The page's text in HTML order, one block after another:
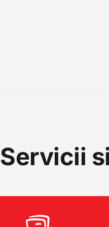
Servicii